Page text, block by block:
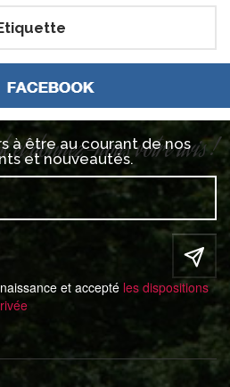
et donnez-nous votre avis !
à être au courant de nos
et nouveautés.
et accepté les dispositions